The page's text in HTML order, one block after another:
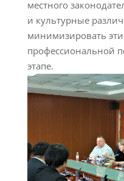
местного
и культурные
минимизировать эти
профессиональной
этапе.